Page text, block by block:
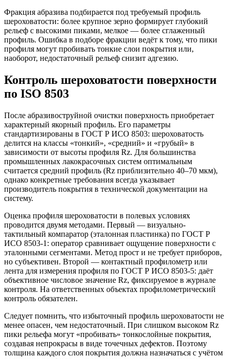
Фракция абразива подбирается под требуемый профиль
шероховатости: более крупное зерно формирует глубокий
рельеф с высокими пиками, мелкое — более сглаженный
профиль. Ошибка в подборе фракции ведёт к тому, что пики
профиля могут пробивать тонкие слои покрытия или,
наоборот, недостаточный рельеф снизит адгезию.
Контроль шероховатости поверхности
по ISO 8503
После абразивоструйной очистки поверхность приобретает
характерный якорный профиль. Его параметры
стандартизированы в ГОСТ Р ИСО 8503: шероховатость
делится на классы «тонкий», «средний» и «грубый» в
зависимости от высоты профиля Rz. Для большинства
промышленных лакокрасочных систем оптимальным
считается средний профиль (Rz приблизительно 40–70 мкм),
однако конкретные требования всегда указывает
производитель покрытия в технической документации на
систему.
Оценка профиля шероховатости в полевых условиях
проводится двумя методами. Первый — визуально-
тактильный компаратор (эталонная пластинка) по ГОСТ Р
ИСО 8503-1: оператор сравнивает ощущение поверхности с
эталонными сегментами. Метод прост и не требует приборов,
но субъективен. Второй — контактный профилометр или
лента для измерения профиля по ГОСТ Р ИСО 8503-5: даёт
объективное числовое значение Rz, фиксируемое в журнале
контроля. На ответственных объектах профилометрический
контроль обязателен.
Следует помнить, что избыточный профиль шероховатости не
менее опасен, чем недостаточный. При слишком высоком Rz
пики рельефа могут «пробивать» тонкослойные покрытия,
создавая непрокрасы в виде точечных дефектов. Поэтому
толщина каждого слоя покрытия должна назначаться с учётом